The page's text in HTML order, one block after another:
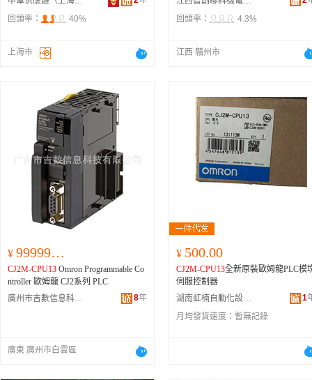
D、CJ2-10HW-10、CJ2-10HW-100A
CD85N25-25-B、CJ1D15-01-58533、
CJ2-10HB-XC8125、CJ1B2-10SU4、
CDM2B20-125Z、CJ2-10H-XC8-80、
CJ210-ARG31-15、CDJ2B16-60AZ-
B、CJ1B10-45S、CXSM15-70、CJ-
5-32-17143、CJ2-10HB-XC8-125、
-10HW-30、CJ206-U1R004-75、CJ2-1
0HW-15、CJ2-10H-A-250、CJ2-10H-
XC11-20、CDU10-10D、CDM2B20-1
00Z、CJ1B4-DCG2005G-10、
1-5、CJ1B2S-E6533-10、CJ2-10H-A-
U32-25D、CJ2-10H-Z-175Z、CJ1B2-
SU4、CJ1B10-30T、CJ1B10-75、MK
B12-10LZ、CJ2-10HB-XC8-50、
RM21、CJ1B15-01-55411、
-5DZ、CJ2-10H-A-40、CJ2-10H-Z-
10HB-XC8-60、CD85F12-125-B、
1、CJ1W-NC881、CJ1W-NCF81、CJ1
W-NC482、CJ1W-NC882、CJ1W-NCF
W-6LSZH8SS50CM-Y、XS6W-6LSZH
8SS100CM-Y、XS6W-6LSZH8SS200C
1-AMD-K、XS5W-T421-BMD-K、XS
5W-T421-CMD-K、XS5W-T421-DMD-
K、XS5W-T421-GMD-K、XS5W-T42
1-JMD-K、NETSTAR-C5E,SAB,0.5,×,
4P,CP、KETH-SB、FAE-5004、MPS5
88、KETH-PSB-OMR、PNET/B、XS
CJ2M -CPU35、 CJ2M
CJ2M-CPU33、
-CPU31、 -CPU15、CJ2M
CJ2M- CPU13 、CJ2M
CJ2M-CPU11、CP1W-CIF12、
30-T、XW2R-J40G-T、XW2R-E40G-
T、XW2R-P40G-T、XW2Z-C25K、X
W2Z-C50K、XW2Z-100K、XW2Z-150
K、XW2Z-200K、XW2Z-300K、XW2
Z-500K、XW2B-20J6-8A、XW2B-40J
B32、XW2Z-100J-B17、XW2Z-200J-B
回頭率：
40%
上海市
AC,C、61F-LS-CP11-NRA、
2BD23-0XB0、8PFA、CJ1W-AD081-
J1W-ID261、CJ1W-MD231、CJ1W-N
C213、CJ1W-NC433、CJ1W-NC434
2、CJ1W-PD025、CJ1W-PTS52、CJ1
W-SCU22、CJ1W-SCU42、CJ1W-
01、CJ2H-CPU68-EIP、CJ2M
CJ2M-CPU13、 CJ2M -CPU34、
-CPU35、CP1H-X40DR-A、
EM40DR-D、CP1L-L20DR-A、
M30DR-A、CP1W-20EDT、CP1W-32
ET、CP1W-8ED、CP1W-ADB21、CP
1、CP2E-E20DR-A、CP2E-E30DR-
A、CP2E-E60DR-A、CP2E-N20DR-
A、CP2E-N40DT-D、CP2E-S40DR-
A、CRT1-OD16、CS1G-CPU43H、D
2D-1102、D2F、D2FW-G271M、
W-G273M、D2HW-C272M、D2HW-
273M、D2VW-5-1M(D)(CHN)、D2V
W-5L2-1M(D)、D2VW-5L2A-
HN)、D4DS-K2、D4MC-2000、
NS-4AF、D4SL-N2NFA-D、D4SL-
回頭率：
4.3%
江西 贛州市
¥ 999999.99
CJ2M-CPU13 Omron Programmable Co
ntroller 歐姆龍 CJ2系列 PLC
廣州市吉數信息科技有限公司
8年
廣東 廣州市白雲區
¥ 500.00
CJ2M-CPU13全新原裝歐姆龍PLC模
伺服控制器
湖南虹楠自動化設備有限公司
1
月均發貨速度： 暫無記錄